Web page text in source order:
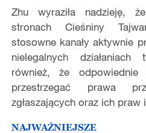
Zhu wyraziła nadzieję,
stronach Cieśniny
stosowne kanały aktywnie
nielegalnych
również, że
przestrzegać prawa
zgłaszających oraz ich praw
NAJWAŻNIEJSZE